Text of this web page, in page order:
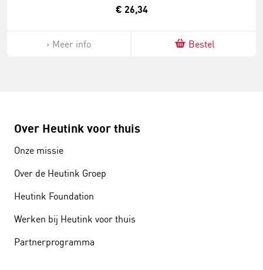
€ 26,34
Meer info Bestel
Over Heutink voor thuis
Onze missie
Over de Heutink Groep
Heutink Foundation
Werken bij Heutink voor thuis
Partnerprogramma